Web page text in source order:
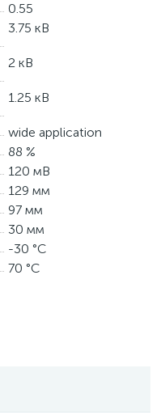
0.55
3.75 кВ
2 кВ
1.25 кВ
wide application
88 %
120 мВ
129 мм
97 мм
30 мм
-30 °C
70 °C